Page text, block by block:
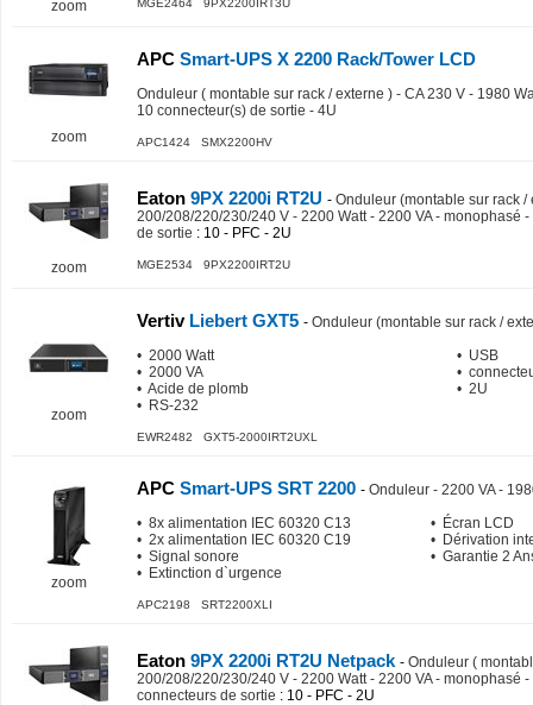
zoom MGE2464 9PX2200IRT3U
zoom
APC Smart-UPS X 2200 Rack/Tower LCD
Onduleur ( montable sur rack / externe ) - CA 230 V - 1980
10 connecteur(s) de sortie - 4U
APC1424 SMX2200HV
zoom
Eaton 9PX 2200i RT2U - Onduleur (montable sur rack /
200/208/220/230/240 V - 2200 Watt - 2200 VA - monophasé
de sortie : 10 - PFC - 2U
MGE2534 9PX2200IRT2U
zoom
VertivLiebert GXT5 - Onduleur (montable sur rack /
• 2000 Watt
• 2000 VA
• Acide de plomb
• RS-232
• USB
•
• 2U
EWR2482 GXT5-2000IRT2UXL
zoom
APC Smart-UPS SRT 2200 - Onduleur - 2200 VA -
• 8x alimentation IEC 60320 C13
• 2x alimentation IEC 60320 C19
• Signal sonore
• Extinction d`urgence
• Écran LCD
• Dérivation
• Garantie 2
APC2198 SRT2200XLI
Eaton 9PX 2200i RT2U Netpack - Onduleur (
200/208/220/230/240 V - 2200 Watt - 2200 VA - monophasé
connecteurs de sortie : 10 - PFC - 2U